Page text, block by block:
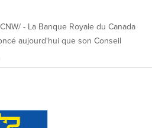
- La Banque Royale du Canada
aujourd'hui que son Conseil